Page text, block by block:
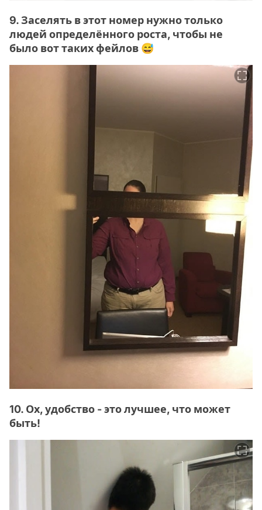
9. Заселять в этот номер нужно только
людей определённого роста, чтобы не
было вот таких фейлов 😅
10. Ох, удобство - это лучшее, что может
быть!